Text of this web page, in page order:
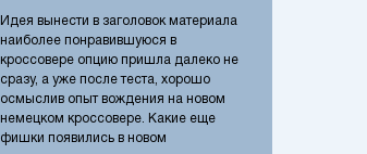
Идея вынести в заголовок материала
наиболее понравившуюся в
кроссовере опцию пришла далеко не
сразу, а уже после теста, хорошо
осмыслив опыт вождения на новом
немецком кроссовере. Какие еще
фишки появились в новом